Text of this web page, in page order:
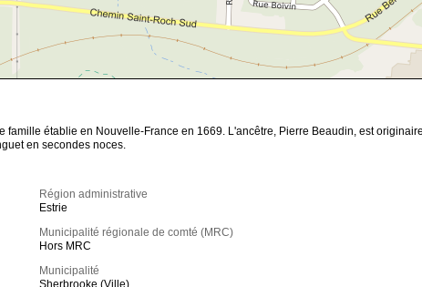
famille établie en Nouvelle-France en 1669. L'ancêtre, Pierre Beaudin, est
en secondes noces.
Région administrative
Estrie
Municipalité régionale de comté (MRC)
Hors MRC
Municipalité
Sherbrooke (Ville)